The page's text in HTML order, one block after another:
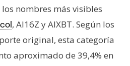
nombres más visibles
, AI16Z y AIXBT. Según los
original, esta categoría
aproximado de 39,4% en